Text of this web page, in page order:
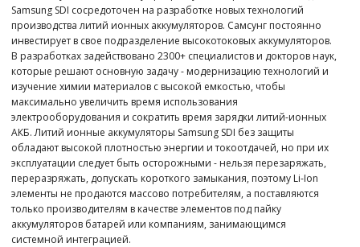
Войти в B2B
Стать партнером
Samsung SDI сосредоточен на разработке новых технологий
производства литий ионных аккумуляторов. Самсунг постоянно
инвестирует в свое подразделение высокотоковых аккумуляторов.
В разработках задействовано 2300+ специалистов и докторов наук,
которые решают основную задачу - модернизацию технологий и
изучение химии материалов с высокой емкостью, чтобы
максимально увеличить время использования
электрооборудования и сократить время зарядки литий-ионных
АКБ. Литий ионные аккумуляторы Samsung SDI без защиты
обладают высокой плотностью энергии и токоотдачей, но при их
эксплуатации следует быть осторожными - нельзя перезаряжать,
переразряжать, допускать короткого замыкания, поэтому Li-Ion
элементы не продаются массово потребителям, а поставляются
только производителям в качестве элементов под пайку
аккумуляторов батарей или компаниям, занимающимся
системной интеграцией.